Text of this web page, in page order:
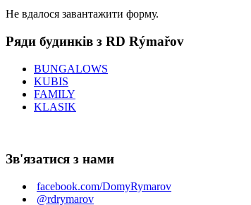
Не вдалося завантажити форму.
Ряди будинків з RD Rýmařov
BUNGALOWS
KUBIS
FAMILY
KLASIK
Зв'язатися з нами
facebook.com/DomyRymarov
@rdrymarov